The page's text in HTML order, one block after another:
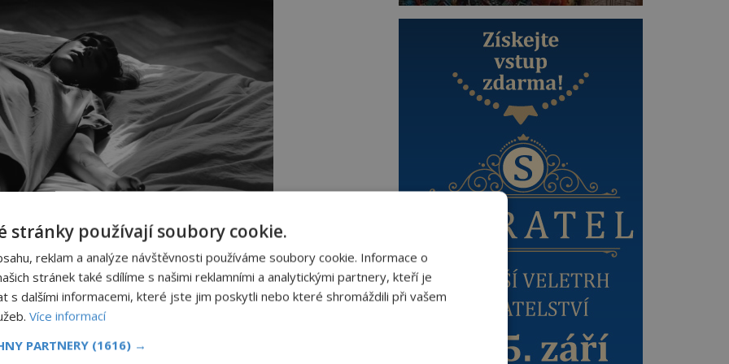
podmínky, potom bude usínání příjemné a
klidný. Foto: Pixabay
sova?
čas pro všechny,“upozorňuje
stránky používají soubory cookie.
reklam a analýze návštěvnosti používáme soubory cookie. Informace o
stránek také sdílíme s našimi reklamními a analytickými partnery, kteří je
s dalšími informacemi, které jste jim poskytli nebo které shromáždili při vašem
Více informací
PARTNERY (1616) →